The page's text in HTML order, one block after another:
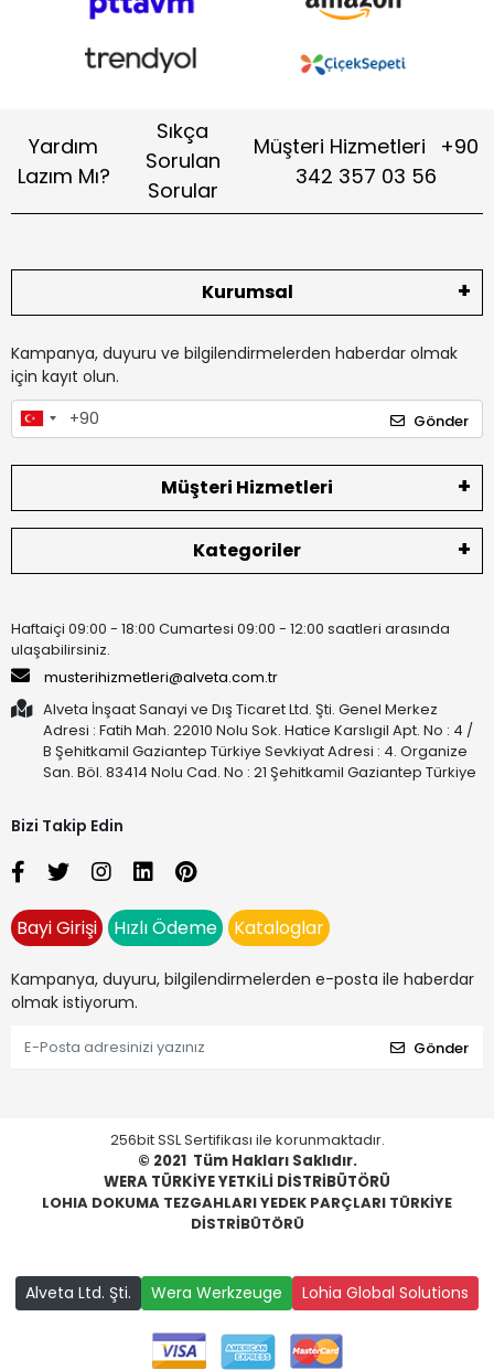
Yardım
Lazım Mı?
Sıkça
Sorulan
Sorular
Müşteri Hizmetleri
+90
342 357 03 56
Kurumsal
Kampanya, duyuru ve bilgilendirmelerden haberdar olmak
için kayıt olun.
Gönder
Müşteri Hizmetleri
Kategoriler
Haftaiçi 09:00 - 18:00 Cumartesi 09:00 - 12:00 saatleri arasında
ulaşabilirsiniz.
musterihizmetleri@alveta.com.tr
Alveta İnşaat Sanayi ve Dış Ticaret Ltd. Şti. Genel Merkez
Adresi : Fatih Mah. 22010 Nolu Sok. Hatice Karslıgil Apt. No : 4 /
B Şehitkamil Gaziantep Türkiye Sevkiyat Adresi : 4. Organize
San. Böl. 83414 Nolu Cad. No : 21 Şehitkamil Gaziantep Türkiye
Bizi Takip Edin
Bayi Girişi Hızlı Ödeme Kataloglar
Kampanya, duyuru, bilgilendirmelerden e-posta ile haberdar
olmak istiyorum.
Gönder
256bit SSL Sertifikası ile korunmaktadır.
© 2021 Tüm Hakları Saklıdır.
WERA TÜRKİYE YETKİLİ DİSTRİBÜTÖRÜ
LOHIA DOKUMA TEZGAHLARI YEDEK PARÇLARI TÜRKİYE
DİSTRİBÜTÖRÜ
Alveta Ltd. Şti. Wera Werkzeuge Lohia Global Solutions